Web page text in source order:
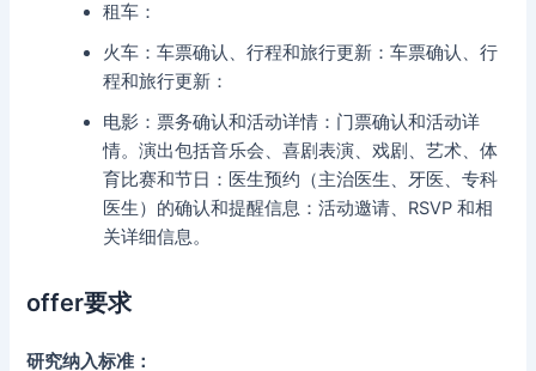
租车：
火车：车票确认、行程和旅行更新：车票确认、行
程和旅行更新：
电影：票务确认和活动详情：门票确认和活动详
情。演出包括音乐会、喜剧表演、戏剧、艺术、体
育比赛和节日：医生预约（主治医生、牙医、专科
医生）的确认和提醒信息：活动邀请、RSVP 和相
关详细信息。
offer要求
研究纳入标准：